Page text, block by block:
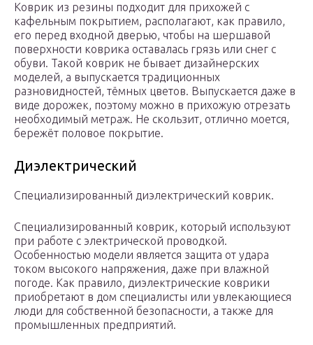
Коврик из резины подходит для прихожей с
кафельным покрытием, располагают, как правило,
его перед входной дверью, чтобы на шершавой
поверхности коврика оставалась грязь или снег с
обуви. Такой коврик не бывает дизайнерских
моделей, а выпускается традиционных
разновидностей, тёмных цветов. Выпускается даже в
виде дорожек, поэтому можно в прихожую отрезать
необходимый метраж. Не скользит, отлично моется,
бережёт половое покрытие.
Диэлектрический
Специализированный диэлектрический коврик.
Специализированный коврик, который используют
при работе с электрической проводкой.
Особенностью модели является защита от удара
током высокого напряжения, даже при влажной
погоде. Как правило, диэлектрические коврики
приобретают в дом специалисты или увлекающиеся
люди для собственной безопасности, а также для
промышленных предприятий.